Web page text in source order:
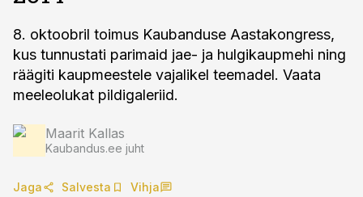
8. oktoobril toimus Kaubanduse Aastakongress,
kus tunnustati parimaid jae- ja hulgikaupmehi ning
räägiti kaupmeestele vajalikel teemadel. Vaata
meeleolukat pildigaleriid.
Maarit Kallas
Kaubandus.ee juht
Jaga Salvesta Vihja